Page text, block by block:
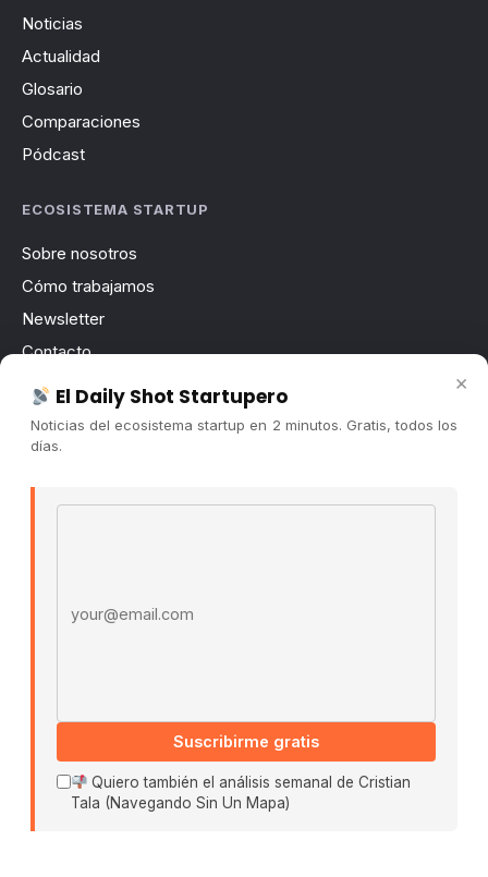
Noticias
Actualidad
Glosario
Comparaciones
Pódcast
ECOSISTEMA STARTUP
Sobre nosotros
Cómo trabajamos
Newsletter
Contacto
Publicidad
Convocatorias
×
El Daily Shot Startupero
Noticias del ecosistema startup en 2 minutos. Gratis, todos los
días.
Suscribirme gratis
Quiero también el análisis semanal de Cristian
Tala (Navegando Sin Un Mapa)
Buscar: